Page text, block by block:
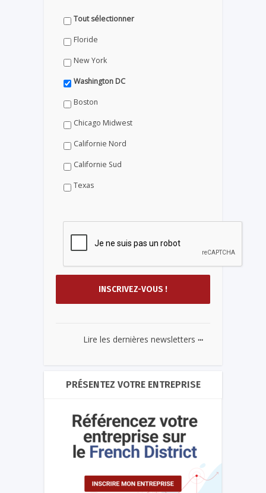
Tout sélectionner
Floride
New York
Washington DC
Boston
Chicago Midwest
Californie Nord
Californie Sud
Texas
Lire les dernières newsletters ...
PRÉSENTEZ VOTRE ENTREPRISE